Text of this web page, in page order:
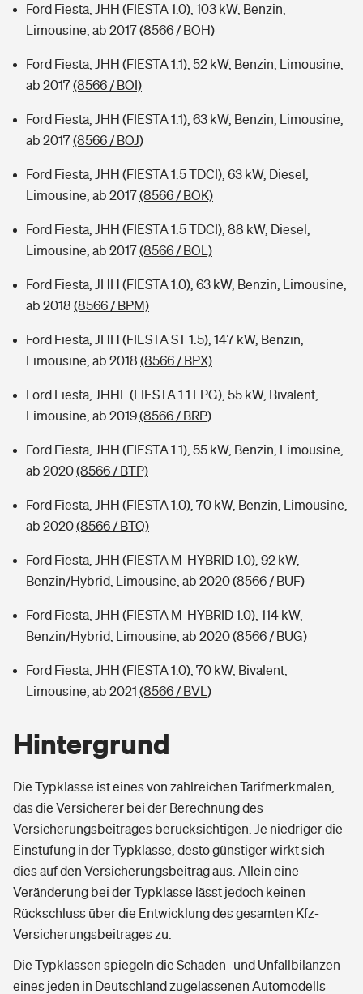
Ford Fiesta, JHH (FIESTA 1.0), 103 kW, Benzin,
Limousine, ab 2017(8566 / BOH)
Ford Fiesta, JHH (FIESTA 1.1), 52 kW, Benzin, Limousine,
ab 2017(8566 / BOI)
Ford Fiesta, JHH (FIESTA 1.1), 63 kW, Benzin, Limousine,
ab 2017(8566 / BOJ)
Ford Fiesta, JHH (FIESTA 1.5 TDCI), 63 kW, Diesel,
Limousine, ab 2017(8566 / BOK)
Ford Fiesta, JHH (FIESTA 1.5 TDCI), 88 kW, Diesel,
Limousine, ab 2017(8566 / BOL)
Ford Fiesta, JHH (FIESTA 1.0), 63 kW, Benzin, Limousine,
ab 2018 (8566 / BPM)
Ford Fiesta, JHH (FIESTA ST 1.5), 147 kW, Benzin,
Limousine, ab 2018 (8566 / BPX)
Ford Fiesta, JHHL (FIESTA 1.1 LPG), 55 kW, Bivalent,
Limousine, ab 2019(8566 / BRP)
Ford Fiesta, JHH (FIESTA 1.1), 55 kW, Benzin, Limousine,
ab 2020(8566 / BTP)
Ford Fiesta, JHH (FIESTA 1.0), 70 kW, Benzin, Limousine,
ab 2020(8566 / BTQ)
Ford Fiesta, JHH (FIESTA M-HYBRID 1.0), 92 kW,
Benzin/Hybrid, Limousine, ab 2020(8566 / BUF)
Ford Fiesta, JHH (FIESTA M-HYBRID 1.0), 114 kW,
Benzin/Hybrid, Limousine, ab 2020(8566 / BUG)
Ford Fiesta, JHH (FIESTA 1.0), 70 kW, Bivalent,
Limousine, ab 2021 (8566 / BVL)
Hintergrund
Die Typklasse ist eines von zahlreichen Tarifmerkmalen,
das die Versicherer bei der Berechnung des
Versicherungsbeitrages berücksichtigen. Je niedriger die
Einstufung in der Typklasse, desto günstiger wirkt sich
dies auf den Versicherungsbeitrag aus. Allein eine
Veränderung bei der Typklasse lässt jedoch keinen
Rückschluss über die Entwicklung des gesamten Kfz-
Versicherungsbeitrages zu.
Die Typklassen spiegeln die Schaden- und Unfallbilanzen
eines jeden in Deutschland zugelassenen Automodells